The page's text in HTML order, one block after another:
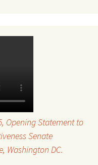
Opening Statement to
Senate
, Washington DC.